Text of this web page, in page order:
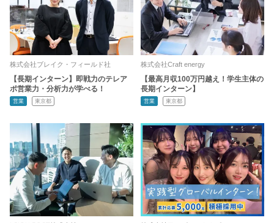
株式会社ブレイク・フィールド社
【長期インターン】即戦力のテレア
ポ営業力・分析力が学べる！
営業 東京都
株式会社Craft energy
【最高月収100万円越え！学生主体の
長期インターン】
営業 東京都